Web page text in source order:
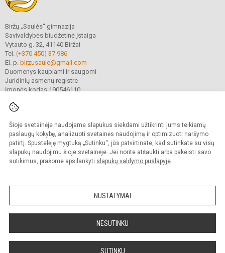
Šioje svetainėje naudojame slapukus siekdami užtikrinti jums teikiamų
paslaugų kokybę, analizuoti svetainės naudojimą ir optimizuoti naršymo
patirtį. Spustelėję mygtuką „Sutinku“, jūs patvirtinate, kad sutinkate su visų
slapukų naudojimu šioje svetainėje. Jei norite atšaukti arba pakeisti savo
sutikimus, prašome apsilankyti slapukų valdymo puslapyje.
NUSTATYMAI
NESUTINKU
SUTINKU
Biržų „Saulės“ gimnazija
Savivaldybės biudžetinė įstaiga
Vytauto g. 32, 41140 Biržai
Tel. (+370 450) 37 986
El. p. birzusaule@gmail.com
Duomenys kaupiami ir saugomi
Juridinių asmenų registre
Įmonės kodas 190546110
© 2021. Biržų „Saulės“ gimnazija. Visos teisės saugomos.
Kopijuoti turinį be raštiško gimnazijos sutikimo griežtai draudžiama.
Prieinamumo paraiška Slapukų valdymas
Sumanus būdas atnaujinti